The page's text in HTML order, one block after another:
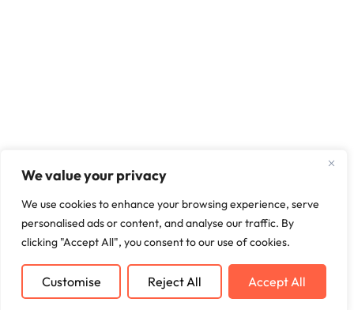
We value your privacy
We use cookies to enhance your browsing experience, serve
personalised ads or content, and analyse our traffic. By
clicking "Accept All", you consent to our use of cookies.
Customise Reject All Accept All